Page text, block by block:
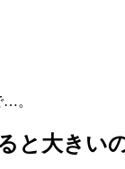
。
と大きい